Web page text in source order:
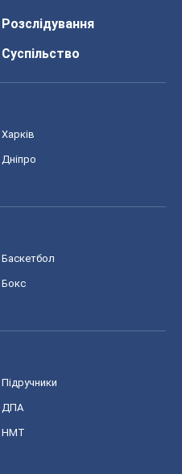
Розслідування
Суспільство
Харків
Дніпро
Баскетбол
Бокс
Підручники
ДПА
НМТ